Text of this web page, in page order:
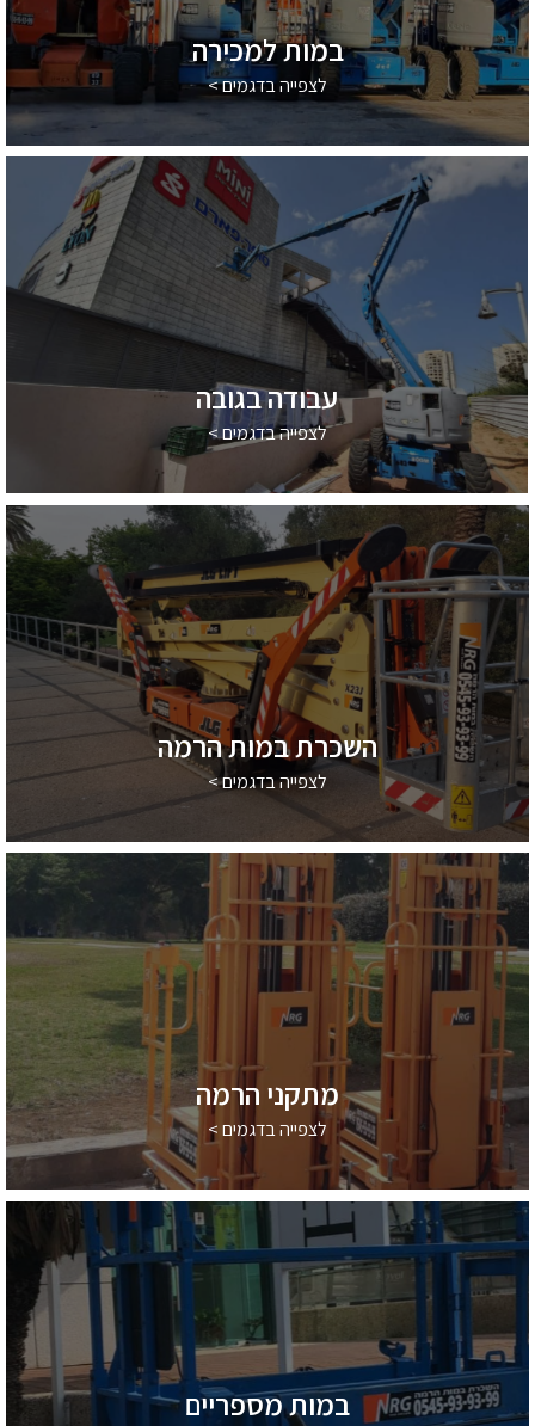
במות למכירה
לצפייה בדגמים >
עבודה בגובה
לצפייה בדגמים >
השכרת במות הרמה
לצפייה בדגמים >
מתקני הרמה
לצפייה בדגמים >
במות מספריים